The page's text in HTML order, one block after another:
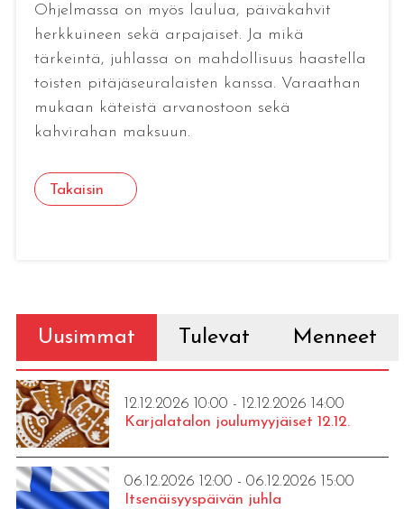
Ohjelmassa on myös laulua, päiväkahvit
herkkuineen sekä arpajaiset. Ja mikä
tärkeintä, juhlassa on mahdollisuus haastella
toisten pitäjäseuralaisten kanssa. Varaathan
mukaan käteistä arvanostoon sekä
kahvirahan maksuun.
Takaisin
Uusimmat Tulevat Menneet
12.12.2026 10:00 - 12.12.2026 14:00
Karjalatalon joulumyyjäiset 12.12.
06.12.2026 12:00 - 06.12.2026 15:00
Itsenäisyyspäivän juhla